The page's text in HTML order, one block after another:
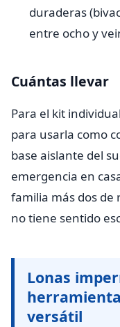
duraderas
entre ocho y
Cuántas llevar
Para el kit
para usarla como
base aislante del
emergencia en
familia más dos de
no tiene sentido
Lonas
versátil